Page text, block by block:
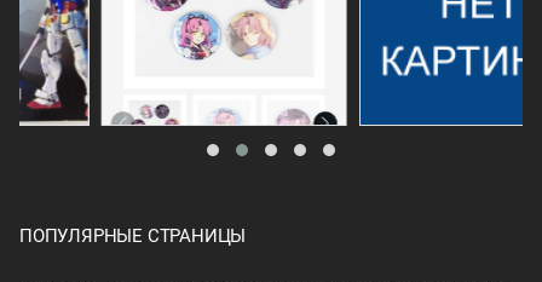
ПОПУЛЯРНЫЕ СТРАНИЦЫ